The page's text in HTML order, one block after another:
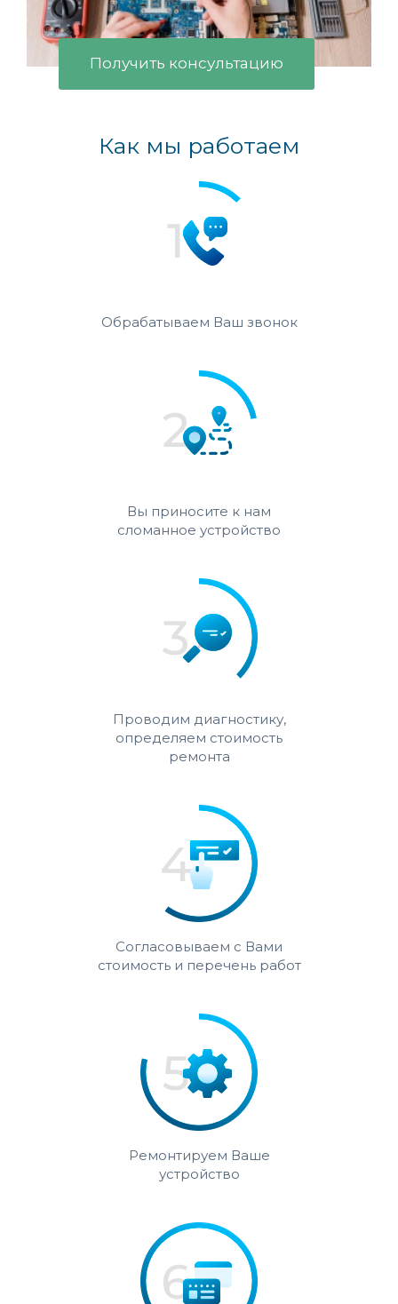
Получить консультацию
Как мы работаем
Обрабатываем Ваш звонок
Вы приносите к нам
сломанное устройство
Проводим диагностику,
определяем стоимость
ремонта
Согласовываем с Вами
стоимость и перечень работ
Ремонтируем Ваше
устройство